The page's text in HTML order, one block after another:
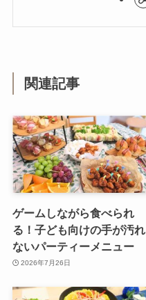
関連記事
ゲームしながら食べられ
る！子ども向けの手が汚れ
ないパーティーメニュー
2026年7月26日